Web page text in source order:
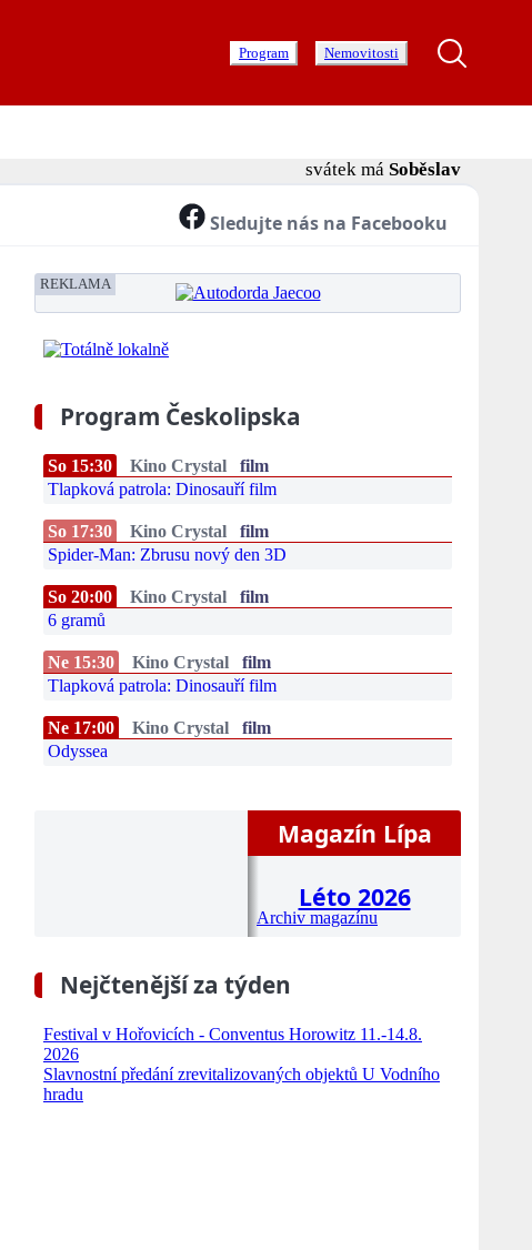
Program Nemovitosti
svátek má Soběslav
Sledujte nás na Facebooku
REKLAMA
Program Českolipska
So 15:30 Kino Crystal
film
Tlapková patrola: Dinosauří film
So 17:30 Kino Crystal
film
Spider-Man: Zbrusu nový den 3D
So 20:00 Kino Crystal
film
6 gramů
Ne 15:30 Kino Crystal
film
Tlapková patrola: Dinosauří film
Ne 17:00 Kino Crystal
film
Odyssea
Magazín Lípa
Léto 2026
Archiv magazínu
Nejčtenější za týden
Festival v Hořovicích - Conventus Horowitz 11.-14.8.
2026
Slavnostní předání zrevitalizovaných objektů U Vodního
hradu